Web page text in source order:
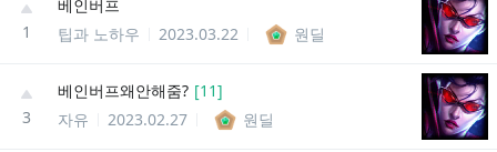
1
베인버프
팁과 노하우
2023.03.22 원딜
3
베인버프왜안해줌? [11]
자유
2023.02.27 원딜